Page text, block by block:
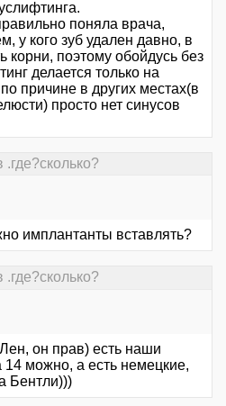
поняла врача,
у кого зуб удален давно, в
корни, поэтому обойдусь без
делается только на
причине в других местах(в
просто нет синусов
имплантанты вставлять?
он прав) есть наши
14 можно, а есть немецкие,
Бентли)))